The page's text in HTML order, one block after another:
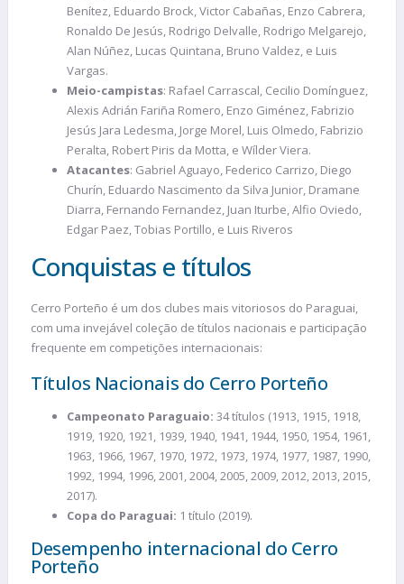
Benítez, Eduardo Brock, Victor Cabañas, Enzo Cabrera,
Ronaldo De Jesús, Rodrigo Delvalle, Rodrigo Melgarejo,
Alan Núñez, Lucas Quintana, Bruno Valdez, e Luis
Vargas.
Meio-campistas: Rafael Carrascal, Cecilio Domínguez,
Alexis Adrián Fariña Romero, Enzo Giménez, Fabrizio
Jesús Jara Ledesma, Jorge Morel, Luis Olmedo, Fabrizio
Peralta, Robert Piris da Motta, e Wílder Viera.
Atacantes: Gabriel Aguayo, Federico Carrizo, Diego
Churín, Eduardo Nascimento da Silva Junior, Dramane
Diarra, Fernando Fernandez, Juan Iturbe, Alfio Oviedo,
Edgar Paez, Tobias Portillo, e Luis Riveros​
Conquistas e títulos
Cerro Porteño é um dos clubes mais vitoriosos do Paraguai,
com uma invejável coleção de títulos nacionais e participação
frequente em competições internacionais:
Títulos Nacionais do Cerro Porteño
Campeonato Paraguaio: 34 títulos (1913, 1915, 1918,
1919, 1920, 1921, 1939, 1940, 1941, 1944, 1950, 1954, 1961,
1963, 1966, 1967, 1970, 1972, 1973, 1974, 1977, 1987, 1990,
1992, 1994, 1996, 2001, 2004, 2005, 2009, 2012, 2013, 2015,
2017).
Copa do Paraguai: 1 título (2019).
Desempenho internacional do Cerro
Porteño